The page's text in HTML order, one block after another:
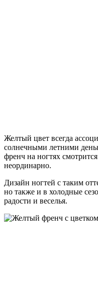
Желтый цвет всегда
солнечными летними
френч на ногтях
неординарно.
Дизайн ногтей с таким
но также и в холодные
радости и веселья.